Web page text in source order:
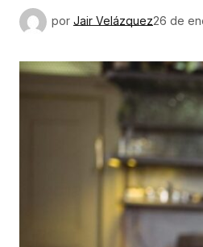
por Jair Velázquez26 de